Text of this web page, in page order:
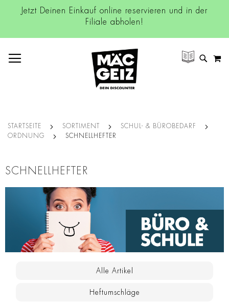
Jetzt Deinen Einkauf online reservieren und in der
Filiale abholen!
SUCHE
STARTSEITE SORTIMENT
SCHUL- & BÜROBEDARF
ORDNUNG
SCHNELLHEFTER
SCHNELLHEFTER
Alle Artikel
Heftumschläge